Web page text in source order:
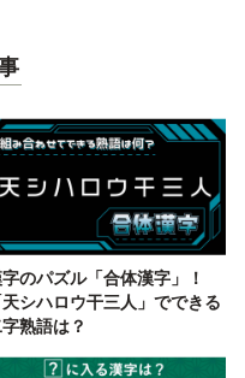
のパズル「合体漢字」！
天シハロウ干三人」でできる
熟語は？